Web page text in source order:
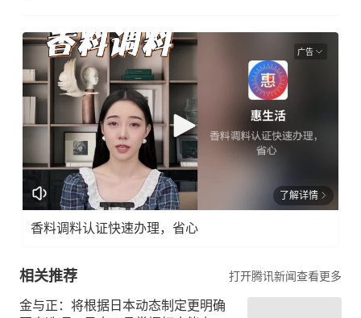
广告
了解详情
香料调料认证快速办理，省心
相关推荐 打开腾讯新闻查看更多
金与正：将根据日本动态制定更明确